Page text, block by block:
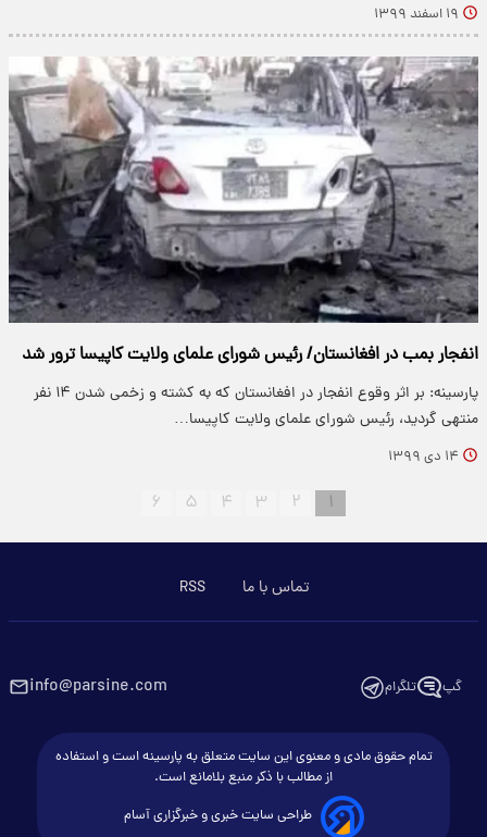
۱۹ اسفند ۱۳۹۹
انفجار بمب در افغانستان/ رئیس شورای علمای ولایت کاپیسا ترور شد
پارسینه: بر اثر وقوع انفجار در افغانستان که به کشته و زخمی شدن ۱۴ نفر
منتهی گردید، رئیس شورای علمای ولایت کاپیسا…
۱۴ دی ۱۳۹۹
۱ ۲ ۳ ۴ ۵ ۶
تماس با ما RSS
گپ تلگرام info@parsine.com
تمام حقوق مادی و معنوی این سایت متعلق به پارسینه است و استفاده
از مطالب با ذکر منبع بلامانع است.
طراحی سایت خبری و خبرگزاری آسام